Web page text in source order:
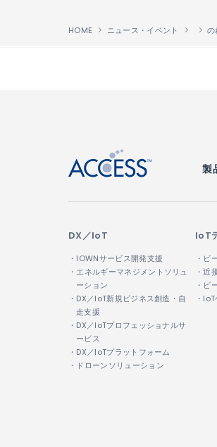
HOME ニュース・イベント
製
DX／IoT
・IOWNサービス開発支援
・エネルギーマネジメントソリュ
ーション
・DX／IoT新規ビジネス創造・自
走支援
・DX／IoTプロフェッショナルサ
ービス
・DX／IoTプラットフォーム
・ドローンソリューション
IoT
・ビ
・近
・ビ
・